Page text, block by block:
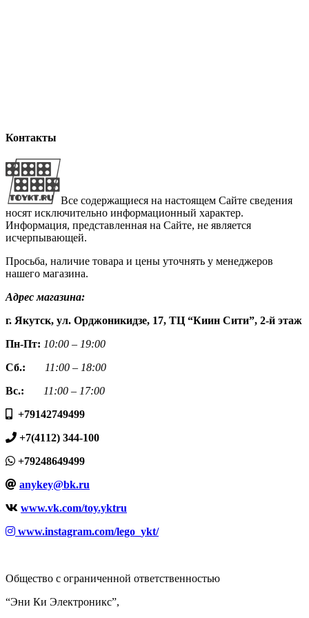
Контакты
Все содержащиеся на настоящем Сайте сведения
носят исключительно информационный характер.
Информация, представленная на Сайте, не является
исчерпывающей.
Просьба, наличие товара и цены уточнять у менеджеров
нашего магазина.
Адрес магазина:
г. Якутск, ул. Орджоникидзе, 17, ТЦ “Киин Сити”, 2-й этаж
Пн-Пт: 10:00 – 19:00
Сб.:
11:00 – 18:00
Вс.:
11:00 – 17:00
+79142749499
+7(4112) 344-100
+79248649499
anykey@bk.ru
www.vk.com/toy.yktru
www.instagram.com/lego_ykt/
Общество с ограниченной ответственностью
“Эни Ки Электроникс”,